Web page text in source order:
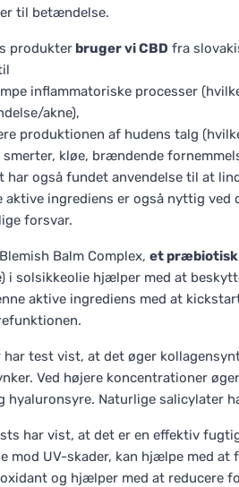
til betændelse.
produkter bruger vi CBD fra
inflammatoriske processer
akne),
produktionen af hudens talg
smerter, kløe, brændende
har også fundet anvendelse til at
aktive ingrediens er også nyttig
forsvar.
Balm Complex, et
i solsikkeolie hjælper med at
aktive ingrediens med at
har test vist, at det øger
Ved højere koncentrationer
hyaluronsyre. Naturlige salicylater
har vist, at det er en effektiv
mod UV-skader, kan hjælpe med at
og hjælper med at reducere